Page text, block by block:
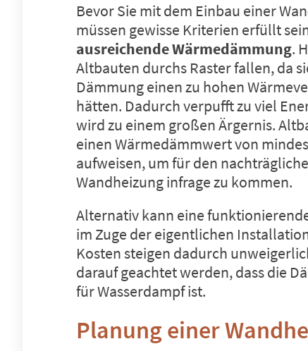
Bevor Sie mit dem Einbau einer
müssen gewisse Kriterien erfüllt
ausreichende Wärmedämmung.
Altbauten durchs Raster fallen, da
Dämmung einen zu hohen
hätten. Dadurch verpufft zu viel
wird zu einem großen Ärgernis.
einen Wärmedämmwert von
aufweisen, um für den
Wandheizung infrage zu kommen.
Alternativ kann eine
im Zuge der eigentlichen
Kosten steigen dadurch
darauf geachtet werden, dass die
für Wasserdampf ist.
Planung einer